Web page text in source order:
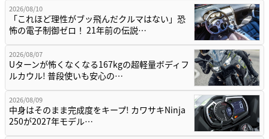
2026/08/10
「これほど理性がブッ飛んだクルマはない」恐
怖の電子制御ゼロ！ 21年前の伝説…
2026/08/07
Uターンが怖くなくなる167kgの超軽量ボディフ
ルカウル! 普段使いも安心の…
2026/08/09
中身はそのまま完成度をキープ! カワサキNinja
250が2027年モデル…